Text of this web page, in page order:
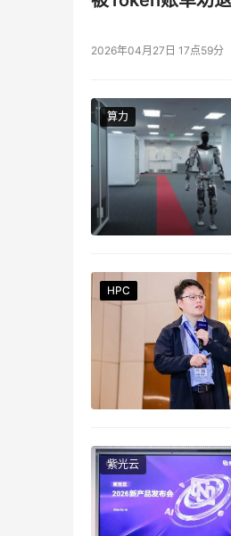
2026年04月27日 17点59分
算力
算力
HPC
HPC
HPC
HPC
HPC
HPC
紫光云